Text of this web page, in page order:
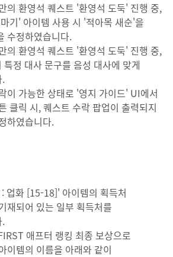
의 환영석 퀘스트 '환영석 도둑' 진행 중,
기' 아이템 사용 시 '적아목 새순'을
수정하였습니다.
의 환영석 퀘스트 '환영석 도둑' 진행 중,
정 대사 문구를 음성 대사에 맞게
.
이 가능한 상태로 '영지 가이드' UI에서
클릭 시, 퀘스트 수락 팝업이 출력되지
하였습니다.
업화 [15-18]' 아이템의 획득처
재되어 있는 일부 획득처를
.
애프터 랭킹 최종 보상으로
이템의 이름을 아래와 같이